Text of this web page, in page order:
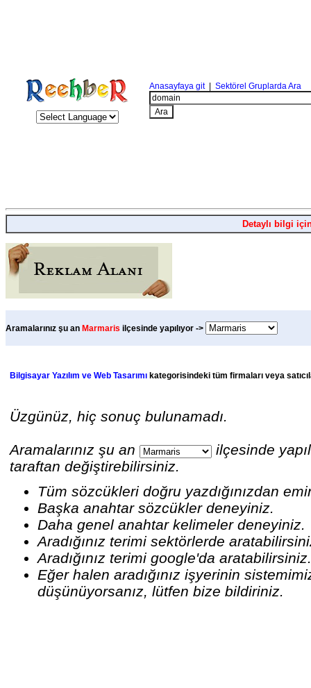
Anasayfaya git| Sektörel Gruplarda Ara
Detaylı bilgi
Aramalarınız şu an Marmaris ilçesinde yapılıyor ->
Bilgisayar Yazılım ve Web Tasarımı kategorisindeki tüm firmaları veya
Üzgünüz, hiç sonuç bulunamadı.
Aramalarınız şu an
ilçesinde
taraftan değiştirebilirsiniz.
Tüm sözcükleri doğru yazdığınızdan
Başka anahtar sözcükler deneyiniz.
Daha genel anahtar kelimeler deneyiniz.
Aradığınız terimi sektörlerde
Aradığınız terimi google'da
Eğer halen aradığınız işyerinin
düşünüyorsanız, lütfen bize bildiriniz.